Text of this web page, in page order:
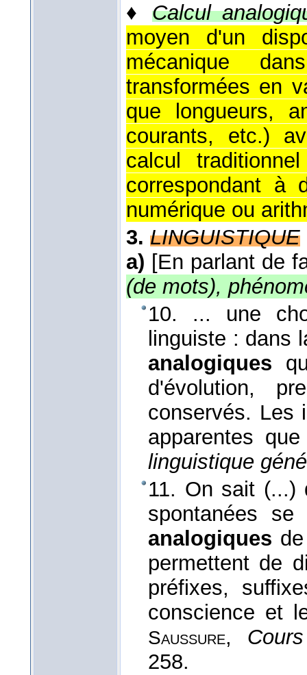
♦Calcul
moyen d'un
mécanique
transformées en
que longueurs,
courants, etc.)
calcul
correspondant à
numérique ou
3. LINGUISTIQUE
a) [En parlant de
(de mots),
10. ... une
linguiste : dans
analogiques
d'évolution,
conservés. Les
apparentes
linguistique
11. On sait (...)
spontanées
analogiques
permettent de
préfixes,
conscience et
Saussure,
258.